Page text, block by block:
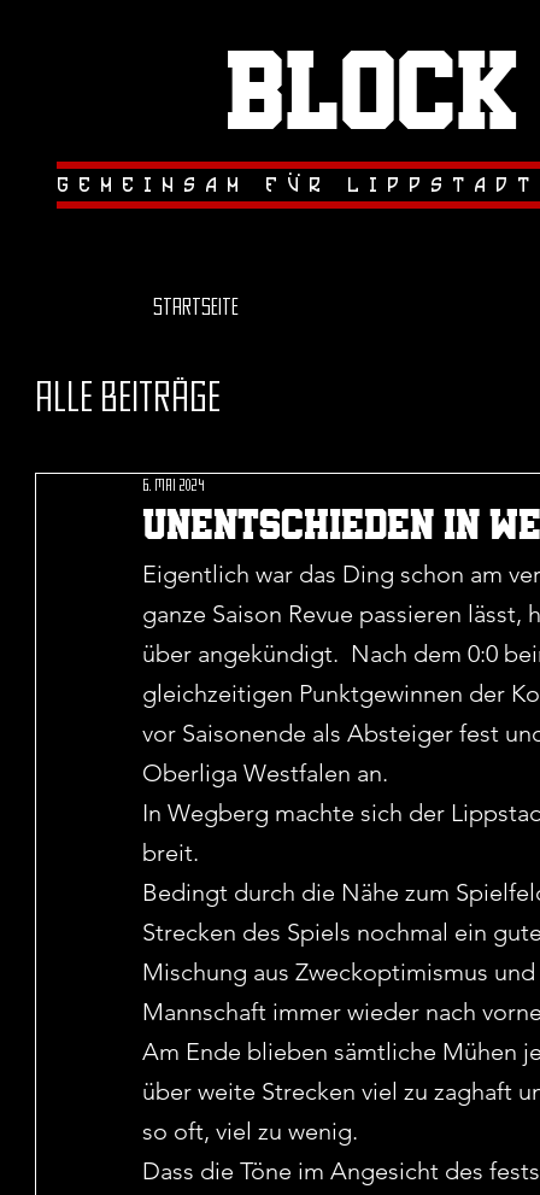
Block
gemeinsam fur
..
Startseite
Alle Beiträge
Unentschieden in
6. Mai 2024
Eigentlich war das Ding schon am
ganze Saison Revue passieren
über angekündigt.  Nach dem 0:0
gleichzeitigen Punktgewinnen der
vor Saisonende als Absteiger fest
Oberliga Westfalen an.
In Wegberg machte sich der
breit.
Bedingt durch die Nähe zum
Strecken des Spiels nochmal ein
Mischung aus Zweckoptimismus
Mannschaft immer wieder nach
Am Ende blieben sämtliche Mühen
über weite Strecken viel zu zaghaft
so oft, viel zu wenig.
Dass die Töne im Angesicht des